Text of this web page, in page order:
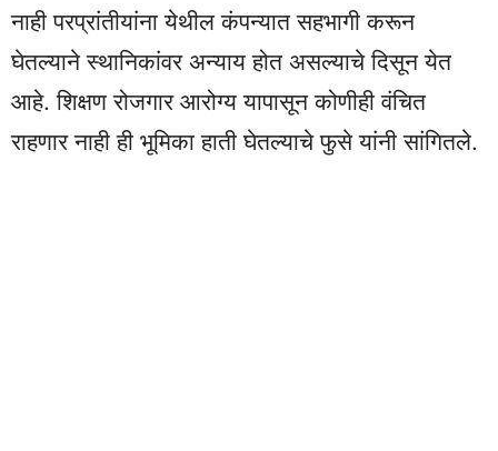
नाही परप्रांतीयांना येथील कंपन्यात सहभागी करून
घेतल्याने स्थानिकांवर अन्याय होत असल्याचे दिसून येत
आहे. शिक्षण रोजगार आरोग्य यापासून कोणीही वंचित
राहणार नाही ही भूमिका हाती घेतल्याचे फुसे यांनी सांगितले.